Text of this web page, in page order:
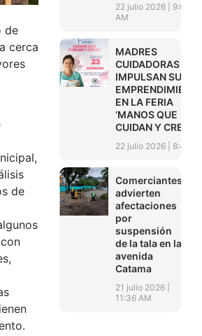
de
cerca
de
22 julio 2026
9:01
AM
MADRES
CUIDADORAS
IMPULSAN SUS
EN LA FERIA
‘MANOS QUE
CUIDAN Y CREAN’
22 julio 2026 8:45
Comerciantes
advierten
afectaciones
por
suspensión
de la tala en la
avenida
Catama
21 julio 2026
11:36 AM